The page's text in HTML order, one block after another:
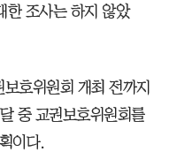
한 조사는 하지 않았
호위원회 개최 전까지
중 교권보호위원회를
이다.